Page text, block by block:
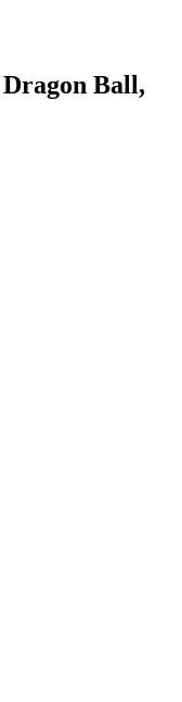
Ball,